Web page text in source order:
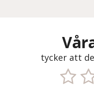
tycker att